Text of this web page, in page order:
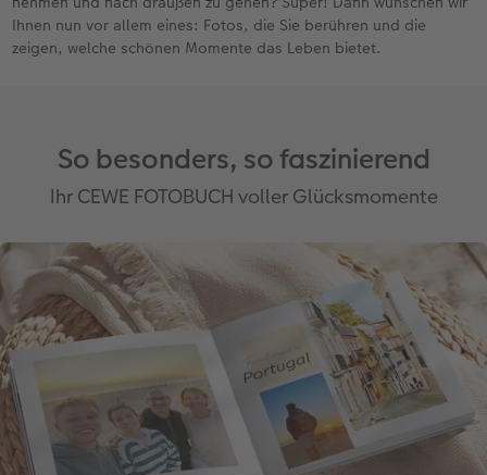
Ihnen nun vor allem eines: Fotos, die Sie berühren und die
zeigen, welche schönen Momente das Leben bietet.
So besonders, so faszinierend
Ihr CEWE FOTOBUCH voller Glücksmomente